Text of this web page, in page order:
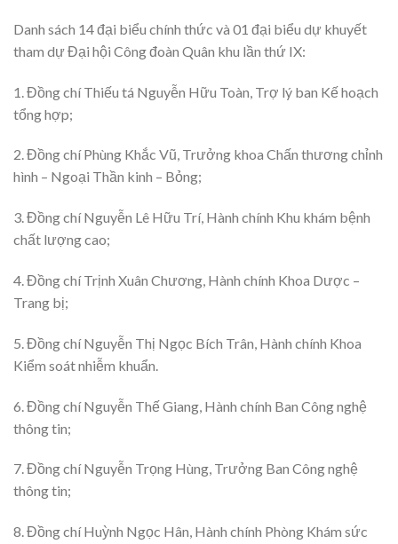
Danh sách 14 đại biểu chính thức và 01 đại biểu dự khuyết
tham dự Đại hội Công đoàn Quân khu lần thứ IX:
1. Đồng chí Thiếu tá Nguyễn Hữu Toàn, Trợ lý ban Kế hoạch
tổng hợp;
2. Đồng chí Phùng Khắc Vũ, Trưởng khoa Chấn thương chỉnh
hình – Ngoại Thần kinh – Bỏng;
3. Đồng chí Nguyễn Lê Hữu Trí, Hành chính Khu khám bệnh
chất lượng cao;
4. Đồng chí Trịnh Xuân Chương, Hành chính Khoa Dược –
Trang bị;
5. Đồng chí Nguyễn Thị Ngọc Bích Trân, Hành chính Khoa
Kiểm soát nhiễm khuẩn.
6. Đồng chí Nguyễn Thế Giang, Hành chính Ban Công nghệ
thông tin;
7. Đồng chí Nguyễn Trọng Hùng, Trưởng Ban Công nghệ
thông tin;
8. Đồng chí Huỳnh Ngọc Hân, Hành chính Phòng Khám sức